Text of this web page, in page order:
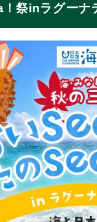
祭inラグーナ